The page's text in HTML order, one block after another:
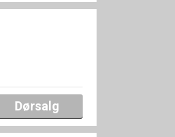
Dørsalg